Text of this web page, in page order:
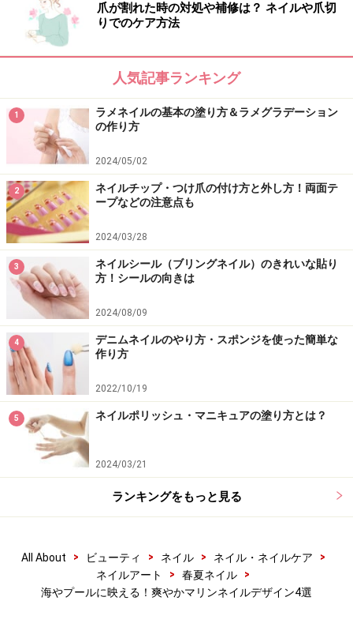
プラスして足元を引き締めます。
■ネイルアートデザイン製作
uka 青山店 盛田薫美
東京都港区南青山3-2-2 MR BLD. 2,3F
TEL：03-5771-7791
HP：http://www.uka.co.jp/
※記事内容は執筆時点のものです。最新の内容をご確認くださ
い。
※個人の体質、また、誤った方法による実践に起因して肌荒れや
不調を引き起こす場合があります。実践の際には、必ず自身の体
質及び健康状態を十分に考慮し、正しい方法で行ってください。
また、全ての方への有効性を保証するものではありません。
【編集部おすすめの購入サイト】
Amazonでネイルグッズをチェック！
楽天市場でネイルアート用品をチェック！
爪が割れた時の対処や補修は？ ネイルや爪切
りでのケア方法
人気記事ランキング
1
ラメネイルの基本の塗り方＆ラメグラデーション
の作り方
2024/05/02
2
ネイルチップ・つけ爪の付け方と外し方！両面テ
ープなどの注意点も
2024/03/28
3
ネイルシール（ブリングネイル）のきれいな貼り
方！シールの向きは
2024/08/09
4
デニムネイルのやり方・スポンジを使った簡単な
作り方
2022/10/19
5 ネイルポリッシュ・マニキュアの塗り方とは？
2024/03/21
ランキングをもっと見る
All About > ビューティ > ネイル > ネイル・ネイルケア
>
ネイルアート
> 春夏ネイル
>
海やプールに映える！爽やかマリンネイルデザイン4選